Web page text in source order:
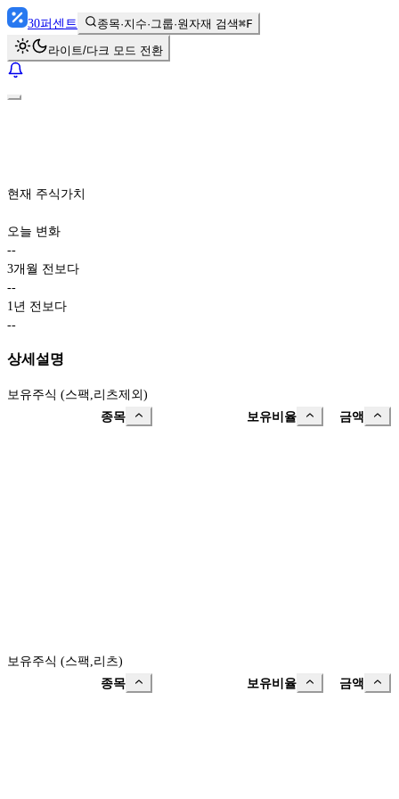
30퍼센트 종목·지수·그룹·원자재 검색⌘F
라이트/다크 모드 전환
현재 주식가치
오늘 변화
--
3개월 전보다
--
1년 전보다
--
상세설명
보유주식 (스팩,리츠제외)
종목
보유비율 금액
보유주식 (스팩,리츠)
종목
보유비율 금액